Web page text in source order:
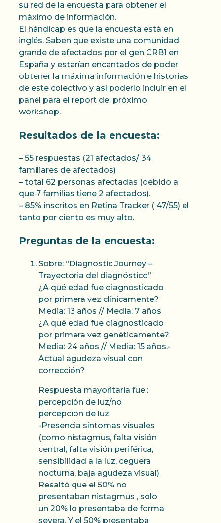
su red de la encuesta para obtener el
máximo de información.
El hándicap es que la encuesta está en
inglés. Saben que existe una comunidad
grande de afectados por el gen CRB1 en
España y estarían encantados de poder
obtener la máxima información e historias
de este colectivo y así poderlo incluir en el
panel para el report del próximo
workshop.
Resultados de la encuesta:
– 55 respuestas (21 afectados/ 34
familiares de afectados)
– total 62 personas afectadas (debido a
que 7 familias tiene 2 afectados).
– 85% inscritos en Retina Tracker ( 47/55) el
tanto por ciento es muy alto.
Preguntas de la encuesta:
Sobre: “Diagnostic Journey –
Trayectoria del diagnóstico”
¿A qué edad fue diagnosticado
por primera vez clínicamente?
Media: 13 años // Media: 7 años
¿A qué edad fue diagnosticado
por primera vez genéticamente?
Media: 24 años // Media: 15 años.-
Actual agudeza visual con
corrección?
Respuesta mayoritaria fue :
percepción de luz/no
percepción de luz.
-Presencia síntomas visuales
(como nistagmus, falta visión
central, falta visión periférica,
sensibilidad a la luz, ceguera
nocturna, baja agudeza visual)
Resaltó que el 50% no
presentaban nistagmus , solo
un 20% lo presentaba de forma
severa. Y el 50% presentaba